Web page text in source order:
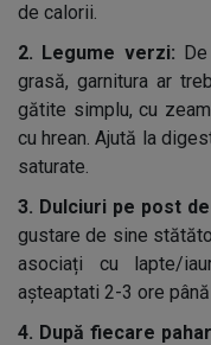
de calorii.
2. Legume verzi:
grasă, garnitura ar
gătite simplu, cu
cu hrean. Ajută la
saturate.
3. Dulciuri pe post
gustare de sine
asociați cu lapte/
așteaptati 2-3 ore
4. După fiecare